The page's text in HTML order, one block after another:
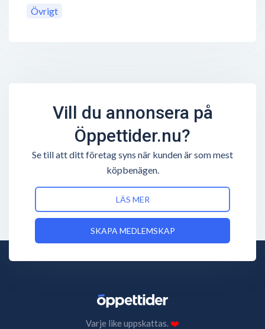
Övrigt
Vill du annonsera på
Öppettider.nu?
Se till att ditt företag syns när kunden är som mest
köpbenägen.
LÄS MER
SKAPA MEDLEMSKAP
Varje like uppskattas.❤️